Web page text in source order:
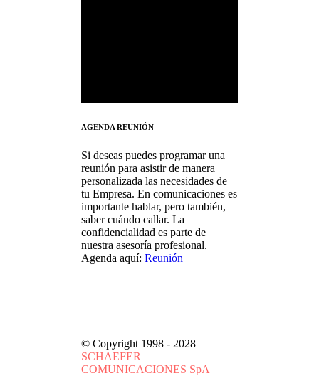
AGENDA REUNIÓN
Si deseas puedes programar una
reunión para asistir de manera
personalizada las necesidades de
tu Empresa. En comunicaciones es
importante hablar, pero también,
saber cuándo callar. La
confidencialidad es parte de
nuestra asesoría profesional.
Agenda aquí: Reunión
© Copyright 1998 - 2028
SCHAEFER
COMUNICACIONES SpA